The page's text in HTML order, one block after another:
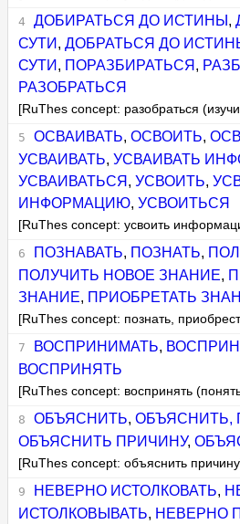
ДОБИРАТЬСЯ ДО ИСТИНЫ ,
СУТИ ,ДОБРАТЬСЯ ДО
СУТИ , ПОРАЗБИРАТЬСЯ ,
РАЗОБРАТЬСЯ
[RuThes concept: разобраться
ОСВАИВАТЬ, ОСВОИТЬ,
УСВАИВАТЬ,УСВАИВАТЬ
УСВАИВАТЬСЯ ,УСВОИТЬ,
ИНФОРМАЦИЮ,УСВОИТЬСЯ
[RuThes concept: усвоить
ПОЗНАВАТЬ, ПОЗНАТЬ,
ПОЛУЧИТЬ НОВОЕ ЗНАНИЕ,
ЗНАНИЕ, ПРИОБРЕТАТЬ
[RuThes concept: познать,
ВОСПРИНИМАТЬ,
ВОСПРИНЯТЬ
[RuThes concept: воспринять
ОБЪЯСНИТЬ, ОБЪЯСНИТЬ,
ОБЪЯСНИТЬ ПРИЧИНУ,
[RuThes concept: объяснить
НЕВЕРНО ИСТОЛКОВАТЬ,
ИСТОЛКОВЫВАТЬ, НЕВЕРНО